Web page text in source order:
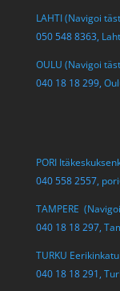
LAHTI (Navigoi
050 548 8363,
OULU (Navigoi
040 18 18 299,
PORI
040 558 2557,
TAMPERE
040 18 18 297,
TURKU
040 18 18 291,